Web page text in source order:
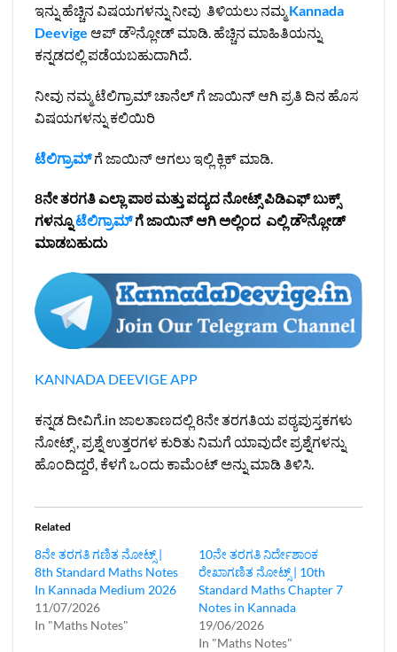
ಇನ್ನು ಹೆಚ್ಚಿನ ವಿಷಯಗಳನ್ನು ನೀವು ತಿಳಿಯಲು ನಮ್ಮKannada
Deevige ಆಪ್ ಡೌನ್ಲೋಡ್ ಮಾಡಿ. ಹೆಚ್ಚಿನ ಮಾಹಿತಿಯನ್ನು
ಕನ್ನಡದಲ್ಲಿ ಪಡೆಯಬಹುದಾಗಿದೆ.
ನೀವು ನಮ್ಮ ಟೆಲಿಗ್ರಾಮ್ ಚಾನೆಲ್ ಗೆ ಜಾಯಿನ್ ಆಗಿ ಪ್ರತಿ ದಿನ ಹೊಸ
ವಿಷಯಗಳನ್ನು ಕಲಿಯಿರಿ
ಟೆಲಿಗ್ರಾಮ್ಗೆ ಜಾಯಿನ್ ಆಗಲು ಇಲ್ಲಿ ಕ್ಲಿಕ್ ಮಾಡಿ.
8ನೇ ತರಗತಿ ಎಲ್ಲಾ ಪಾಠ ಮತ್ತು ಪದ್ಯದ ನೋಟ್ಸ್ ಪಿಡಿಎಫ್ ಬುಕ್ಸ್
ಗಳನ್ನೂಟೆಲಿಗ್ರಾಮ್ಗೆ ಜಾಯಿನ್ ಆಗಿ ಅಲ್ಲಿಂದ ಎಲ್ಲಿ ಡೌನ್ಲೋಡ್
ಮಾಡಬಹುದು
KANNADA DEEVIGE APP
ಕನ್ನಡ ದೀವಿಗೆ.in ಜಾಲತಾಣದಲ್ಲಿ 8ನೇ ತರಗತಿಯ ಪಠ್ಯಪುಸ್ತಕಗಳು
ನೋಟ್ಸ್ , ಪ್ರಶ್ನೆ ಉತ್ತರಗಳ ಕುರಿತು ನಿಮಗೆ ಯಾವುದೇ ಪ್ರಶ್ನೆಗಳನ್ನು
ಹೊಂದಿದ್ದರೆ, ಕೆಳಗೆ ಒಂದು ಕಾಮೆಂಟ್ ಅನ್ನು ಮಾಡಿ ತಿಳಿಸಿ.
Related
8ನೇ ತರಗತಿ ಗಣಿತ ನೋಟ್ಸ್‌ |
8th Standard Maths Notes
In Kannada Medium 2026
11/07/2026
In "Maths Notes"
10ನೇ ತರಗತಿ ನಿರ್ದೇಶಾಂಕ
ರೇಖಾಗಣಿತ ನೋಟ್ಸ್‌ | 10th
Standard Maths Chapter 7
Notes in Kannada
19/06/2026
In "Maths Notes"